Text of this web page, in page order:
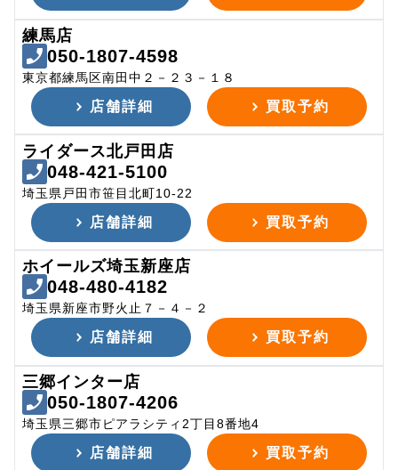
練馬店
050-1807-4598
東京都練馬区南田中２－２３－１８
店舗詳細 買取予約
ライダース北戸田店
048-421-5100
埼玉県戸田市笹目北町10-22
店舗詳細 買取予約
ホイールズ埼玉新座店
048-480-4182
埼玉県新座市野火止７－４－２
店舗詳細 買取予約
三郷インター店
050-1807-4206
埼玉県三郷市ピアラシティ2丁目8番地4
店舗詳細 買取予約